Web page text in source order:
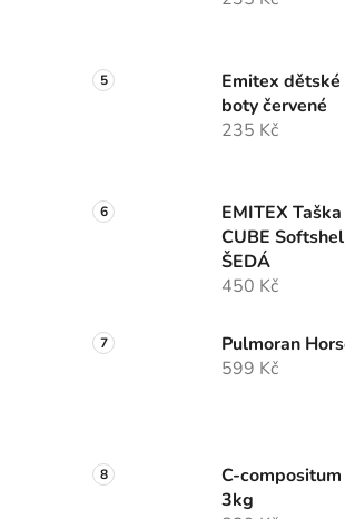
Emitex dětské
boty červené
235 Kč
EMITEX
CUBE
ŠEDÁ
450 Kč
Pulmoran
599 Kč
C-
3kg